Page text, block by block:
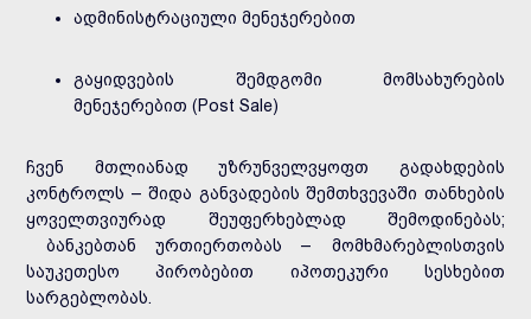
ადმინისტრაციული მენეჯერებით
გაყიდვების შემდგომი მომსახურების
მენეჯერებით (Post Sale)
ჩვენ მთლიანად უზრუნველვყოფთ გადახდების
კონტროლს – შიდა განვადების შემთხვევაში თანხების
ყოველთვიურად შეუფერხებლად შემოდინებას;
ბანკებთან ურთიერთობას – მომხმარებლისთვის
საუკეთესო პირობებით იპოთეკური სესხებით
სარგებლობას.